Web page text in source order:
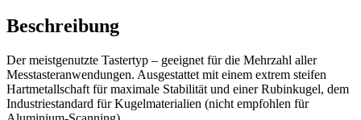
Beschreibung
Der meistgenutzte Tastertyp – geeignet für die Mehrzahl aller
Messtasteranwendungen. Ausgestattet mit einem extrem steifen
Hartmetallschaft für maximale Stabilität und einer Rubinkugel, dem
Industriestandard für Kugelmaterialien (nicht empfohlen für